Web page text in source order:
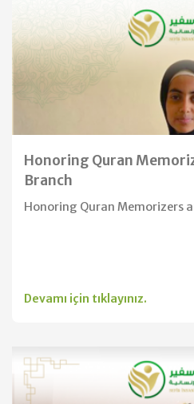
Honoring Quran
Branch
Honoring Quran Memorizers
Devamı için tıklayınız.